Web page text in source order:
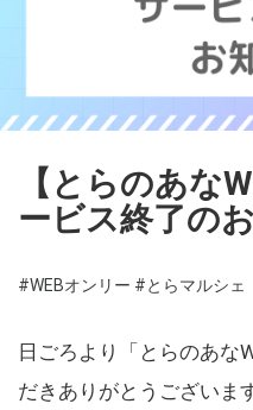
【とらのあな
ービス終了の
#WEBオンリー #とらマルシェ
日ごろより「とらのあな
だきありがとうございま